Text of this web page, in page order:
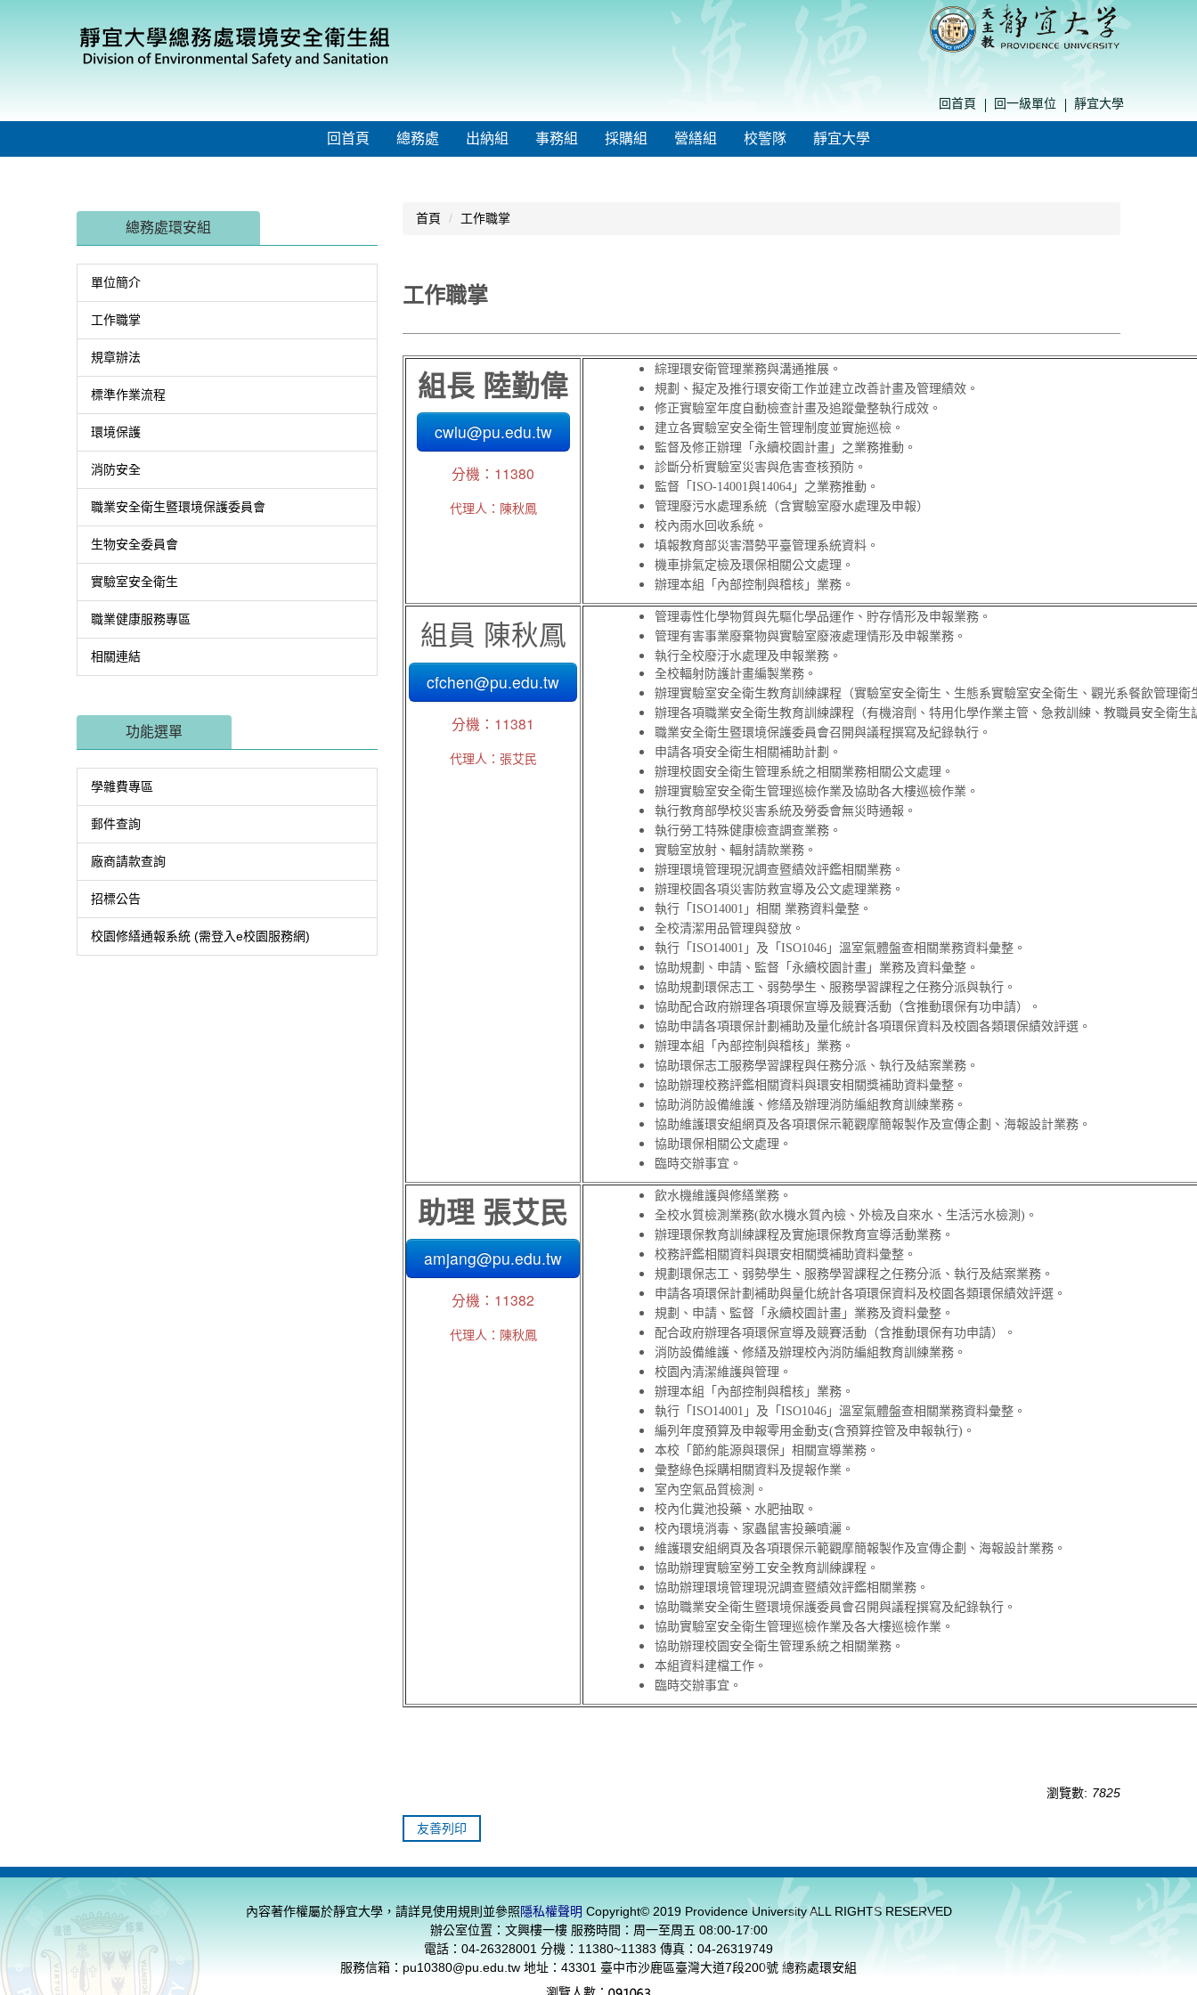
區
回首頁 回一級單位 靜宜大學
回首頁 總務處 出納組 事務組 採購組 營繕組 校警隊 靜宜大學
總務處環安組
單位簡介
工作職掌
規章辦法
標準作業流程
環境保護
消防安全
職業安全衛生暨環境保護委員會
生物安全委員會
實驗室安全衛生
職業健康服務專區
相關連結
功能選單
學雜費專區
郵件查詢
廠商請款查詢
招標公告
校園修繕通報系統 (需登入e校園服務網)
首頁 工作職掌
工作職掌
組長 陸勤偉
cwlu@pu.edu.tw
分機：11380
代理人：陳秋鳳
綜理環安衛管理業務與溝通推展。
規劃、擬定及推行環安衛工作並建立改善計畫及管理績效。
修正實驗室年度自動檢查計畫及追蹤彙整執行成效。
建立各實驗室安全衛生管理制度並實施巡檢。
監督及修正辦理「永續校園計畫」之業務推動。
診斷分析實驗室災害與危害查核預防。
監督「ISO-14001與14064」之業務推動。
管理廢污水處理系統（含實驗室廢水處理及申報）
校內雨水回收系統。
填報教育部災害潛勢平臺管理系統資料。
機車排氣定檢及環保相關公文處理。
辦理本組「內部控制與稽核」業務。
組員 陳秋鳳
cfchen@pu.edu.tw
分機：11381
代理人：張艾民
管理毒性化學物質與先驅化學品運作、貯存情形及申報業務。
管理有害事業廢棄物與實驗室廢液處理情形及申報業務。
執行全校廢汙水處理及申報業務。
全校輻射防護計畫編製業務。
辦理實驗室安全衛生教育訓練課程（實驗室安全衛生、生態系實驗室安全衛生、觀光系餐飲管理衛
辦理各項職業安全衛生教育訓練課程（有機溶劑、特用化學作業主管、急救訓練、教職員安全衛生
職業安全衛生暨環境保護委員會召開與議程撰寫及紀錄執行。
申請各項安全衛生相關補助計劃。
辦理校園安全衛生管理系統之相關業務相關公文處理。
辦理實驗室安全衛生管理巡檢作業及協助各大樓巡檢作業。
執行教育部學校災害系統及勞委會無災時通報。
執行勞工特殊健康檢查調查業務。
實驗室放射、輻射請款業務。
辦理環境管理現況調查暨績效評鑑相關業務。
辦理校園各項災害防救宣導及公文處理業務。
執行「ISO14001」相關 業務資料彙整。
全校清潔用品管理與發放。
執行 「ISO14001」及 「ISO1046」溫室氣體盤查相關業務資料彙整。
協助規劃、申請、監督「永續校園計畫」業務及資料彙整。
協助規劃環保志工、弱勢學生、服務學習課程之任務分派與執行。
協助配合政府辦理各項環保宣導及競賽活動（含推動環保有功申請）。
協助申請各項環保計劃補助及量化統計各項環保資料及校園各類環保績效評選。
辦理本組「內部控制與稽核」業務。
協助環保志工服務學習課程與任務分派、執行及結案業務。
協助辦理校務評鑑相關資料與環安相關獎補助資料彙整。
協助消防設備維護、修繕及辦理消防編組教育訓練業務。
協助維護環安組網頁及各項環保示範觀摩簡報製作及宣傳企劃、海報設計業務。
協助環保相關公文處理。
臨時交辦事宜。
助理 張艾民
amjang@pu.edu.tw
分機：11382
代理人：陳秋鳳
飲水機維護與修繕業務。
全校水質檢測業務(飲水機水質內檢、外檢及自來水、生活污水檢測)。
辦理環保教育訓練課程及實施環保教育宣導活動業務。
校務評鑑相關資料與環安相關獎補助資料彙整。
規劃環保志工、弱勢學生、服務學習課程之任務分派、執行及結案業務。
申請各項環保計劃補助與量化統計各項環保資料及校園各類環保績效評選。
規劃、申請、監督「永續校園計畫」業務及資料彙整。
配合政府辦理各項環保宣導及競賽活動（含推動環保有功申請）。
消防設備維護、修繕及辦理校內消防編組教育訓練業務。
校園內清潔維護與管理。
辦理本組「內部控制與稽核」業務。
執行 「ISO14001」及 「ISO1046」溫室氣體盤查相關業務資料彙整 。
編列年度預算及申報零用金動支(含預算控管及申報執行)。
本校「節約能源與環保」相關宣導業務。
彙整綠色採購相關資料及提報作業。
室內空氣品質檢測。
校內化糞池投藥、水肥抽取。
校內環境消毒、家蟲鼠害投藥噴灑。
維護環安組網頁及各項環保示範觀摩簡報製作及宣傳企劃、海報設計業務。
協助辦理實驗室勞工安全教育訓練課程。
協助辦理環境管理現況調查暨績效評鑑相關業務。
協助職業安全衛生暨環境保護委員會召開與議程撰寫及紀錄執行。
協助實驗室安全衛生管理巡檢作業及各大樓巡檢作業。
協助辦理校園安全衛生管理系統之相關業務。
本組資料建檔工作。
臨時交辦事宜。
瀏覽數: 7825
友善列印
瀏覽人數：
內容著作權屬於靜宜大學，請詳見使用規則並參照隱私權聲明 Copyright© 2019 Providence University ALL RIGHTS RESERVED
辦公室位置：文興樓一樓 服務時間：周一至周五 08:00-17:00
電話：04-26328001 分機：11380~11383 傳真：04-26319749
服務信箱： pu10380@pu.edu.tw 地址：43301 臺中市沙鹿區臺灣大道7段200號 總務處環安組